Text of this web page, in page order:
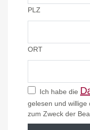
PLZ
ORT
Ich habe die
gelesen und willige
zum Zweck der